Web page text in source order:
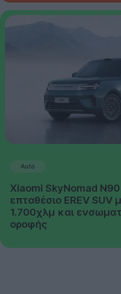
Auto
Xiaomi SkyNomad
επταθέσιο EREV SUV
1.700χλμ και
οροφής